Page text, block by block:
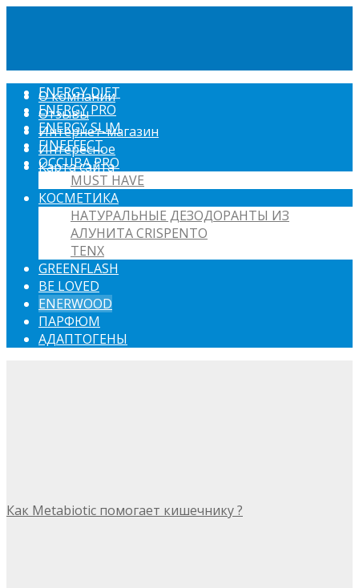
О компании
Отзывы
Интернет-магазин
Интересное
Карта сайта
ENERGY DIET
ENERGY PRO
ENERGY SLIM
FINEFFECT
OCCUBA PRO
MUST HAVE
КОСМЕТИКА
НАТУРАЛЬНЫЕ ДЕЗОДОРАНТЫ ИЗ
АЛУНИТА CRISPENTO
TENX
GREENFLASH
BE LOVED
ENERWOOD
ПАРФЮМ
АДАПТОГЕНЫ
Как Metabiotic помогает кишечнику ?